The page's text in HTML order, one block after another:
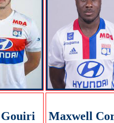
Maxwell